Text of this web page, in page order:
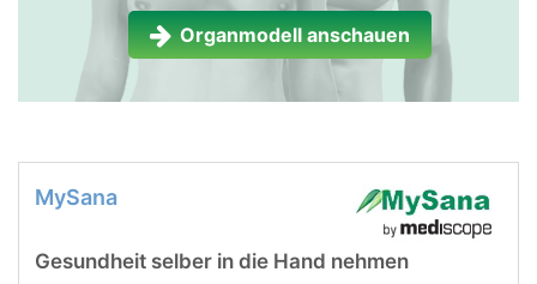
Organmodell anschauen
MySana
Gesundheit selber in die Hand nehmen